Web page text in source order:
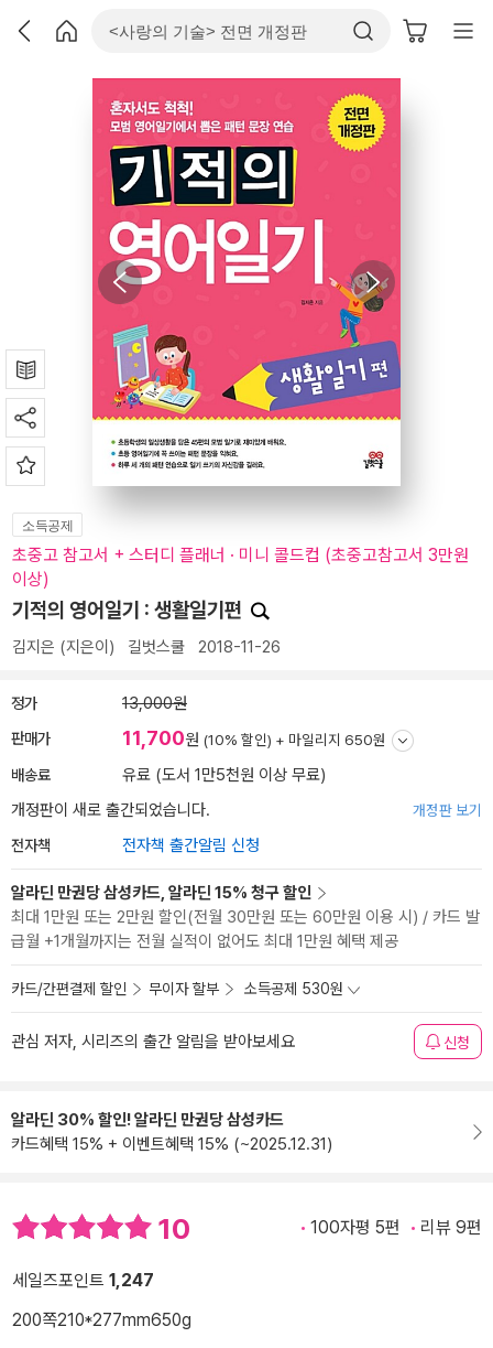
소득공제
초중고 참고서 + 스터디 플래너 · 미니 콜드컵 (초중고참고서 3만원
이상)
기적의 영어일기 : 생활일기편
김지은 (지은이) 길벗스쿨 2018-11-26
정가 13,000원
판매가 11,700원 (10% 할인) + 마일리지 650원
배송료
유료 (도서 1만5천원 이상 무료)
개정판이 새로 출간되었습니다.
개정판 보기
전자책 전자책 출간알림 신청
알라딘 만권당 삼성카드, 알라딘 15% 청구 할인
최대 1만원 또는 2만원 할인(전월 30만원 또는 60만원 이용 시) / 카드 발
급월 +1개월까지는 전월 실적이 없어도 최대 1만원 혜택 제공
카드/간편결제 할인 무이자 할부 소득공제 530원
관심 저자, 시리즈의 출간 알림을 받아보세요 신청
알라딘 30% 할인! 알라딘 만권당 삼성카드
카드혜택 15% + 이벤트혜택 15% (~2025.12.31)
10 100자평 5편 리뷰 9편
세일즈포인트 1,247
200쪽210*277mm650g